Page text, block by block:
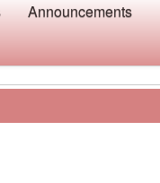
Announcements